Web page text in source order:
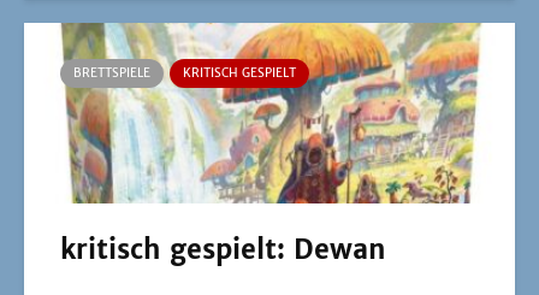
BRETTSPIELE KRITISCH GESPIELT
kritisch gespielt: Dewan